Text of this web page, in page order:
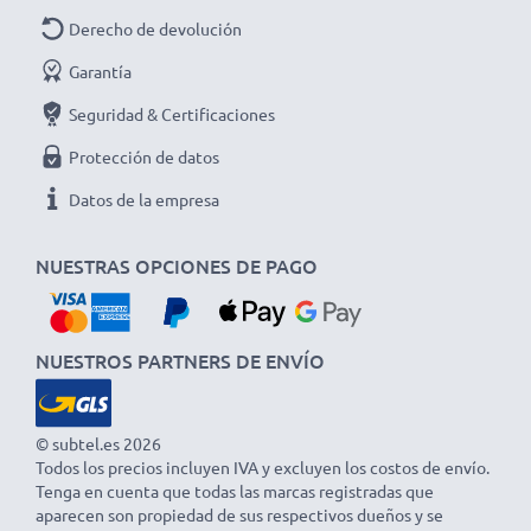
NUESTRAS OPCIONES DE PAGO
Derecho de devolución
Garantía
Seguridad & Certificaciones
Protección de datos
Datos de la empresa
NUESTROS PARTNERS DE ENVÍO
© subtel.es 2026
Todos los precios incluyen IVA y excluyen los costos de envío.
Tenga en cuenta que todas las marcas registradas que
aparecen son propiedad de sus respectivos dueños y se